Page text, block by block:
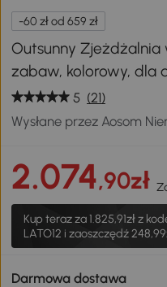
-60 zł od 659 zł
Outsunny
zabaw, kolorowy, dla
5 (21)
Wysłane przez Aosom
2.074,90zł
Kup teraz za1.825,91złz
LATO12 i zaoszczędź
Darmowa dostawa